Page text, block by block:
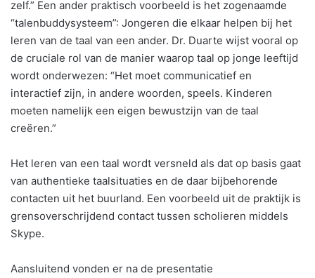
zelf.” Een ander praktisch voorbeeld is het zogenaamde
“talenbuddysysteem”: Jongeren die elkaar helpen bij het
leren van de taal van een ander. Dr. Duarte wijst vooral op
de cruciale rol van de manier waarop taal op jonge leeftijd
wordt onderwezen: “Het moet communicatief en
interactief zijn, in andere woorden, speels. Kinderen
moeten namelijk een eigen bewustzijn van de taal
creëren.”
Het leren van een taal wordt versneld als dat op basis gaat
van authentieke taalsituaties en de daar bijbehorende
contacten uit het buurland. Een voorbeeld uit de praktijk is
grensoverschrijdend contact tussen scholieren middels
Skype.
Aansluitend vonden er na de presentatie